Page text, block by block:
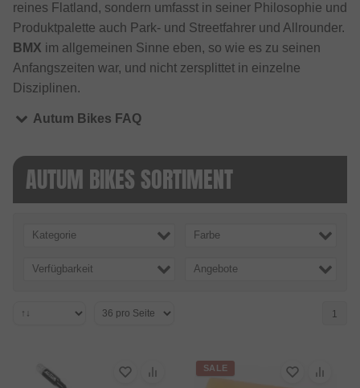
reines Flatland, sondern umfasst in seiner Philosophie und
Produktpalette auch Park- und Streetfahrer und Allrounder.
BMX im allgemeinen Sinne eben, so wie es zu seinen
Anfangszeiten war, und nicht zersplittet in einzelne
Disziplinen.
Autum Bikes FAQ
AUTUM BIKES SORTIMENT
Kategorie Farbe
Verfügbarkeit Angebote
1
SALE